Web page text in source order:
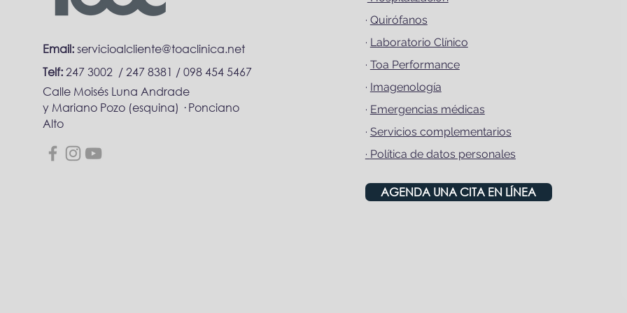
Email:servicioalcliente@toaclinica.net
Telf:247 3002 / 247 8381 /098 454 5467
Calle Moisés Luna Andrade
y Mariano Pozo (esquina) · Ponciano
Alto
· Quirófanos
· Laboratorio Clínico
· Toa Performance
· Imagenología
· Emergencias médicas
· Servicios complementarios
· Política de datos personales
AGENDA UNA CITA EN LÍNEA